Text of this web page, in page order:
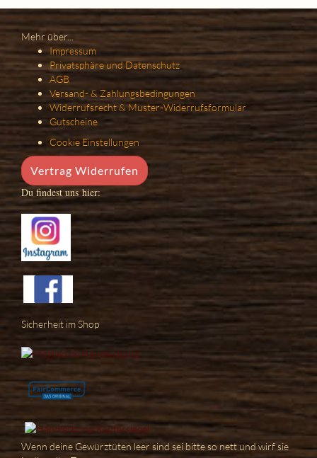
Mehr über...
Impressum
Privatsphäre und Datenschutz
AGB
Versand- & Zahlungsbedingungen
Widerrufsrecht & Muster-Widerrufsformular
Gutscheine
Cookie Einstellungen
Vertrag Widerrufen
Du findest uns hier:
Sicherheit im Shop
Wenn deine Gewürztüten leer sind sei bitte so nett und wirf sie